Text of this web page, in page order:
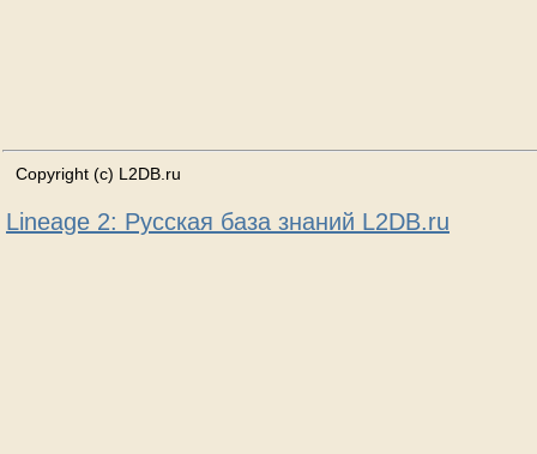
Copyright (c) L2DB.ru
Lineage 2: Русская база знаний L2DB.ru